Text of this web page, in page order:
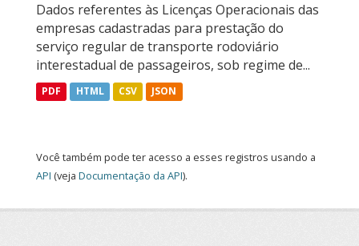
Dados referentes às Licenças Operacionais das
empresas cadastradas para prestação do
serviço regular de transporte rodoviário
interestadual de passageiros, sob regime de...
PDF HTML CSV JSON
Você também pode ter acesso a esses registros usando a
API (veja Documentação da API).